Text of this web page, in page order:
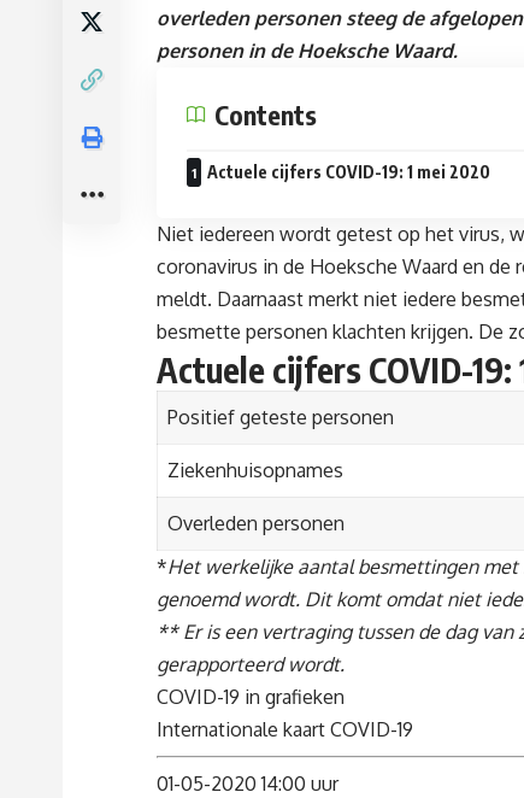
overleden personen steeg de
personen in de Hoeksche Waard.
Contents
Actuele cijfers COVID-19: 1 mei 2020
Niet iedereen wordt getest op het virus,
coronavirus in de Hoeksche Waard en de
meldt. Daarnaast merkt niet iedere
besmette personen klachten krijgen. De
Actuele cijfers COVID-19:
Positief geteste personen
Ziekenhuisopnames
Overleden personen
*Het werkelijke aantal besmettingen
genoemd wordt. Dit komt omdat niet
** Er is een vertraging tussen de dag
gerapporteerd wordt.
COVID-19 in grafieken
Internationale kaart COVID-19
01-05-2020 14:00 uur